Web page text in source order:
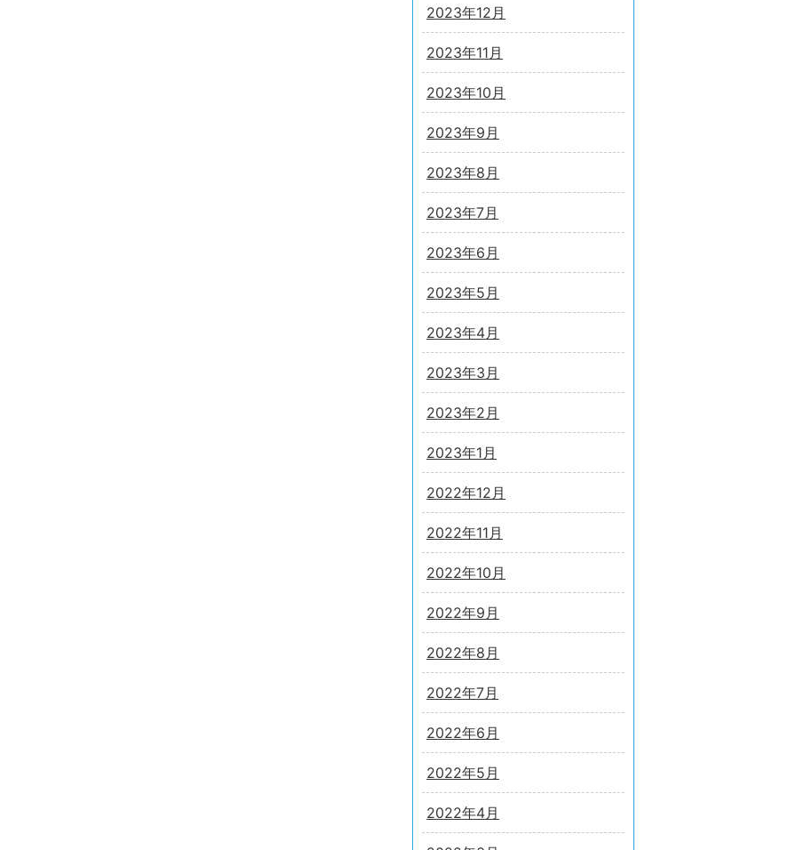
2023年12月
2023年11月
2023年10月
2023年9月
2023年8月
2023年7月
2023年6月
2023年5月
2023年4月
2023年3月
2023年2月
2023年1月
2022年12月
2022年11月
2022年10月
2022年9月
2022年8月
2022年7月
2022年6月
2022年5月
2022年4月